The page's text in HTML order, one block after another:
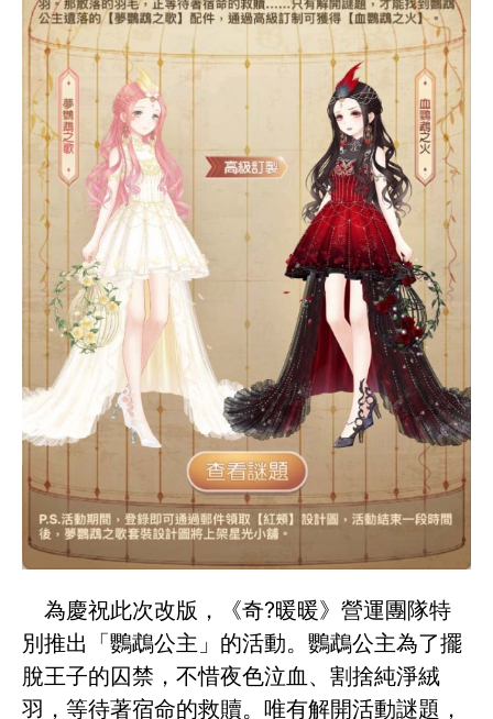
為慶祝此次改版，《奇?暖暖》營運團隊特
別推出「鸚鵡公主」的活動。鸚鵡公主為了擺
脫王子的囚禁，不惜夜色泣血、割捨純淨絨
羽，等待著宿命的救贖。唯有解開活動謎題，